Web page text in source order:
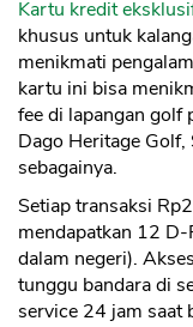
Kartu kredit
khusus untuk
menikmati
kartu ini bisa
fee di lapangan golf
Dago Heritage Golf,
sebagainya.
Setiap transaksi
mendapatkan 12
dalam negeri).
tunggu bandara di
service 24 jam saat